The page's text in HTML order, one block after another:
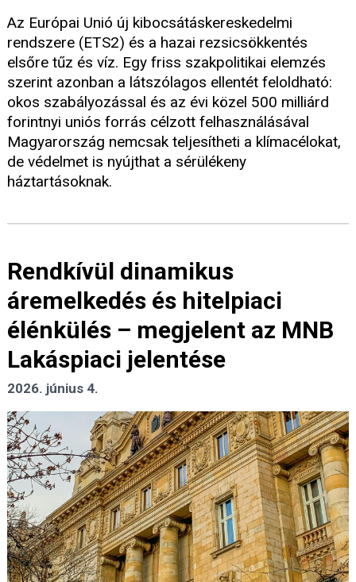
Az Európai Unió új kibocsátáskereskedelmi
rendszere (ETS2) és a hazai rezsicsökkentés
elsőre tűz és víz. Egy friss szakpolitikai elemzés
szerint azonban a látszólagos ellentét feloldható:
okos szabályozással és az évi közel 500 milliárd
forintnyi uniós forrás célzott felhasználásával
Magyarország nemcsak teljesítheti a klímacélokat,
de védelmet is nyújthat a sérülékeny
háztartásoknak.
Rendkívül dinamikus
áremelkedés és hitelpiaci
élénkülés – megjelent az MNB
Lakáspiaci jelentése
2026. június 4.